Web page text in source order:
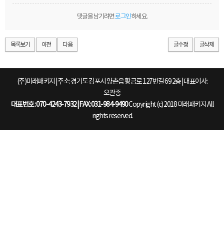
댓글을 남기려면로그인하세요.
목록보기 이전 다음 글수정 글삭제
(주)미래패키지 | 주소: 경기도 김포시 양촌읍 황금로 127번길 69 2층 | 대표이사:
오관종
대표번호 : 070-4243-7932 | FAX: 031-984-9490Copyright (c) 2018 미래패키지 All
rights reserved.